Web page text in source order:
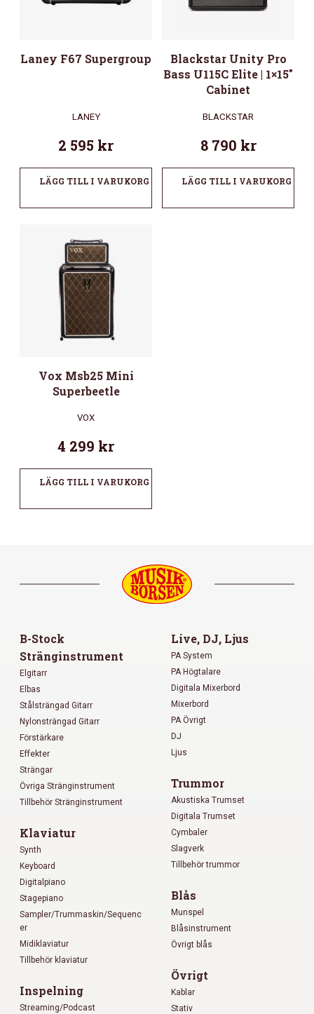
Laney F67 Supergroup
LANEY
2 595 kr
LÄGG TILL I VARUKORG
Blackstar Unity Pro
Bass U115C Elite | 1×15″
Cabinet
BLACKSTAR
8 790 kr
LÄGG TILL I VARUKORG
Vox Msb25 Mini
Superbeetle
VOX
4 299 kr
LÄGG TILL I VARUKORG
B-Stock
Stränginstrument
Elgitarr
Elbas
Stålsträngad Gitarr
Nylonsträngad Gitarr
Förstärkare
Effekter
Strängar
Övriga Stränginstrument
Tillbehör Stränginstrument
Klaviatur
Synth
Keyboard
Digitalpiano
Stagepiano
Sampler/Trummaskin/Sequenc
er
Midiklaviatur
Tillbehör klaviatur
Inspelning
Streaming/Podcast
Live, DJ, Ljus
PA System
PA Högtalare
Digitala Mixerbord
Mixerbord
PA Övrigt
DJ
Ljus
Trummor
Akustiska Trumset
Digitala Trumset
Cymbaler
Slagverk
Tillbehör trummor
Blås
Munspel
Blåsinstrument
Övrigt blås
Övrigt
Kablar
Stativ